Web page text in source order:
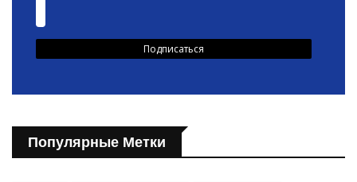
Популярные Метки